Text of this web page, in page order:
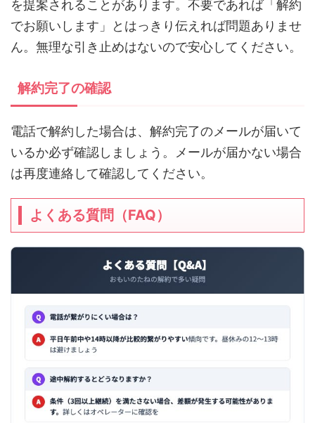
を提案されることがあります。不要であれば「解約
でお願いします」とはっきり伝えれば問題ありませ
ん。無理な引き止めはないので安心してください。
解約完了の確認
電話で解約した場合は、解約完了のメールが届いて
いるか必ず確認しましょう。メールが届かない場合
は再度連絡して確認してください。
よくある質問（FAQ）